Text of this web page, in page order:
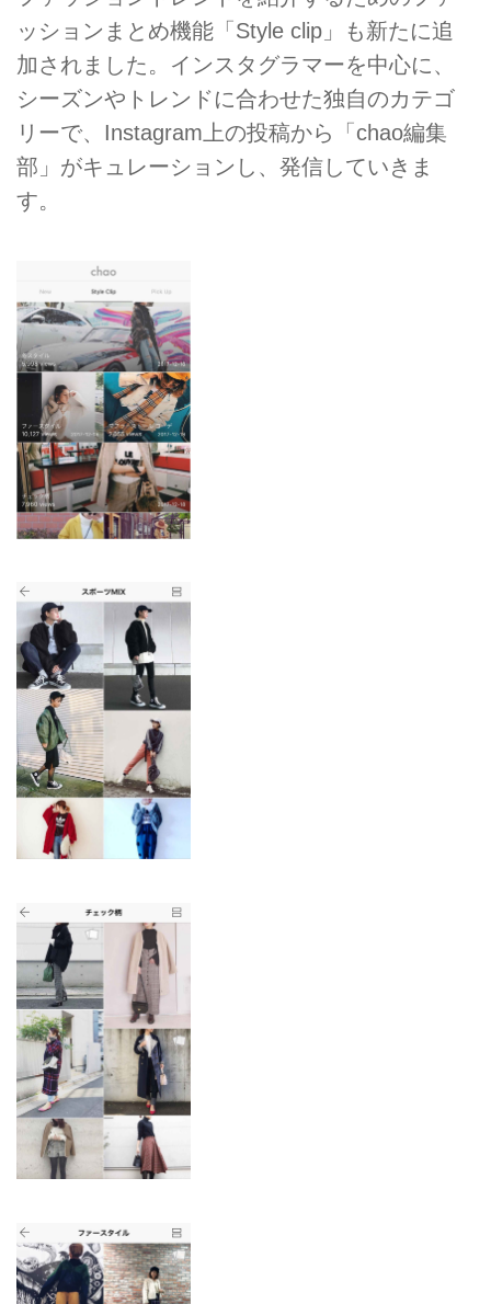
ッションまとめ機能「Style clip」も新たに追
加されました。インスタグラマーを中心に、
シーズンやトレンドに合わせた独自のカテゴ
リーで、Instagram上の投稿から「chao編集
部」がキュレーションし、発信していきま
す。